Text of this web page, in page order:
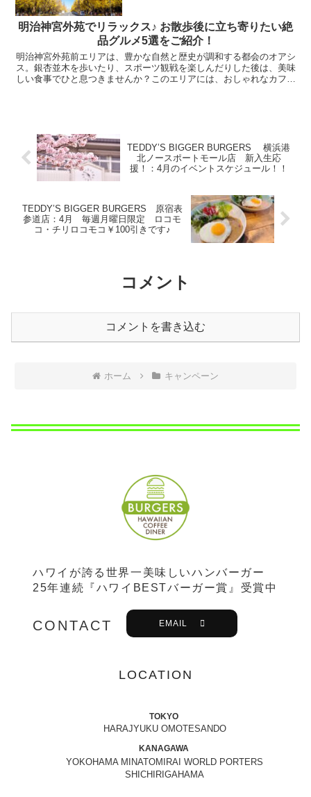
明治神宮外苑でリラックス♪ お散歩後に立ち寄りたい絶
品グルメ5選をご紹介！
明治神宮外苑前エリアは、豊かな自然と歴史が調和する都会のオアシ
ス。銀杏並木を歩いたり、スポーツ観戦を楽しんだりした後は、美味
しい食事でひと息つきませんか？このエリアには、おしゃれなカフェ
TEDDY’S BIGGER BURGERS 横浜港
北ノースポートモール店 新入生応
援！：4月のイベントスケジュール！！
TEDDY’S BIGGER BURGERS 原宿表
参道店：4月 毎週月曜日限定 ロコモ
コ・チリロコモコ￥100引きです♪
コメント
コメントを書き込む
ホーム キャンペーン
ハワイが誇る世界一美味しいハンバーガー
25年連続『ハワイBESTバーガー賞』受賞中
CONTACT EMAIL
LOCATION
TOKYO
HARAJYUKU OMOTESANDO
KANAGAWA
YOKOHAMA MINATOMIRAI WORLD PORTERS
SHICHIRIGAHAMA